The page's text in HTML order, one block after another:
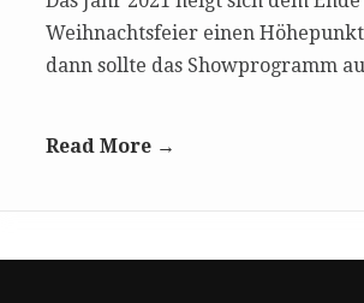
Weihnachtsfeier einen
dann sollte das Showprogramm
Read More →